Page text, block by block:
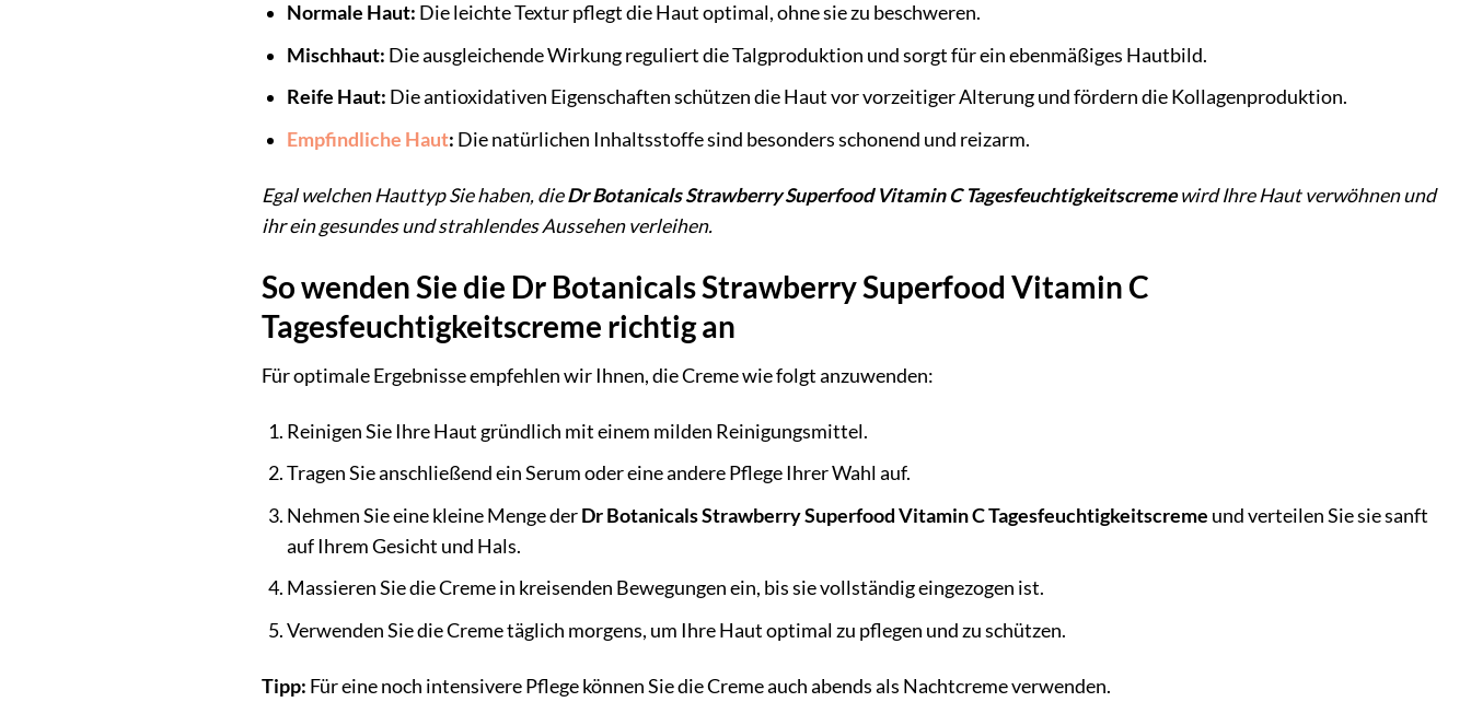
Normale Haut: Die leichte Textur pflegt die Haut optimal, ohne sie zu beschweren.
Mischhaut: Die ausgleichende Wirkung reguliert die Talgproduktion und sorgt für ein ebenmäßiges Hautbild.
Reife Haut: Die antioxidativen Eigenschaften schützen die Haut vor vorzeitiger Alterung und fördern die Kollagenproduktion.
Empfindliche Haut: Die natürlichen Inhaltsstoffe sind besonders schonend und reizarm.
Egal welchen Hauttyp Sie haben, dieDr Botanicals Strawberry Superfood Vitamin C Tagesfeuchtigkeitscremewird Ihre Haut verwöhnen und
ihr ein gesundes und strahlendes Aussehen verleihen.
So wenden Sie die Dr Botanicals Strawberry Superfood Vitamin C
Tagesfeuchtigkeitscreme richtig an
Für optimale Ergebnisse empfehlen wir Ihnen, die Creme wie folgt anzuwenden:
Reinigen Sie Ihre Haut gründlich mit einem milden Reinigungsmittel.
Tragen Sie anschließend ein Serum oder eine andere Pflege Ihrer Wahl auf.
Nehmen Sie eine kleine Menge derDr Botanicals Strawberry Superfood Vitamin C Tagesfeuchtigkeitscreme und verteilen Sie sie sanft
auf Ihrem Gesicht und Hals.
Massieren Sie die Creme in kreisenden Bewegungen ein, bis sie vollständig eingezogen ist.
Verwenden Sie die Creme täglich morgens, um Ihre Haut optimal zu pflegen und zu schützen.
Tipp: Für eine noch intensivere Pflege können Sie die Creme auch abends als Nachtcreme verwenden.